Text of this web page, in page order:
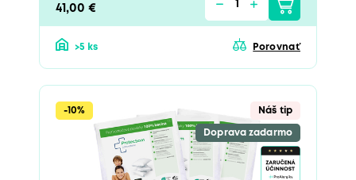
41,00 €
>5 ks Porovnať
-10% Náš tip
Doprava zadarmo